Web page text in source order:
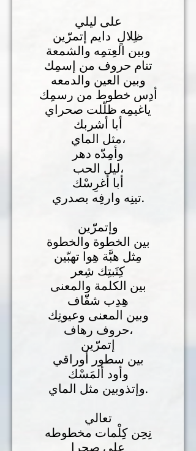
على ليلي
ظِلالٍ دايم إتمرّين
وبين العِتمِه والشمعة
تنام حروف من إسمِك
وبين العين والدمعه
أدِس خطوط من رسمِك
ياغيمِه ظلّلت صحراي
أبا أشربك
مثل الماي،
وأمِدّه دهر
ليل الحب،
أبا أغرِسْك
تينِه وارفِه بصدري.
وإتمرّين
بين الخطوة والخطوة
مِثل هبَّة هِوا تهبّين
كِتَبتِك شِعر
بين الكلمة والمعنى
هِدِب شفّاف
وبين المعنى وعيونِك
حروف رهاف،
إتمرّين
بين سطور أوراقي
وأود ألمَسْك
وإتذوبين مثل الماي.
تعالي
نِحِن كِلْمات مخطوطه
على صحرا